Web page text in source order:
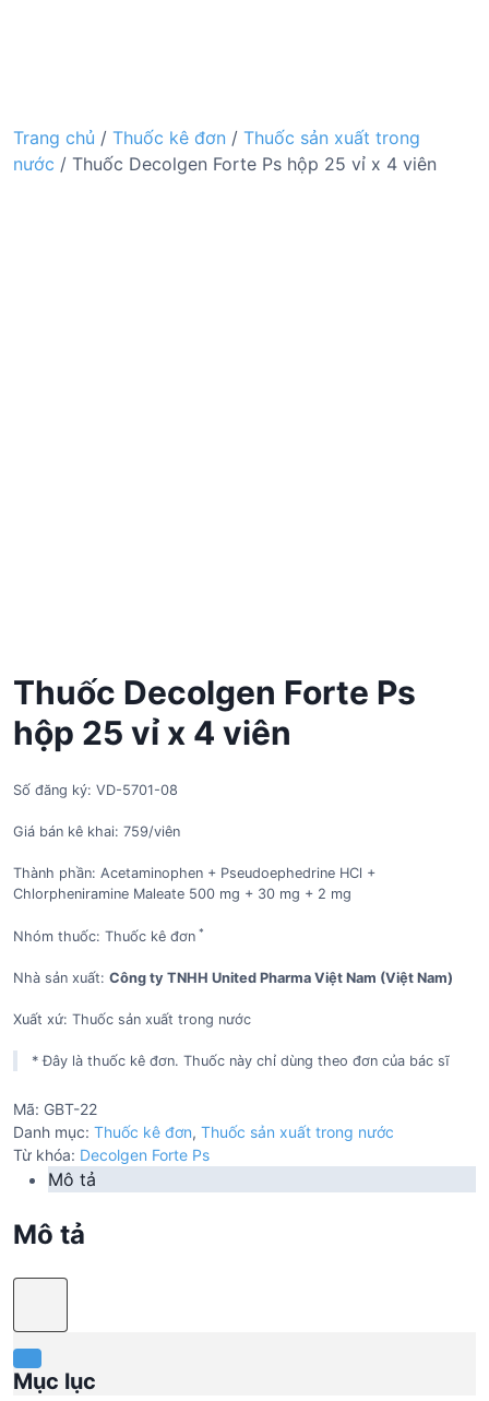
Trang chủ / Thuốc kê đơn / Thuốc sản xuất trong
nước / Thuốc Decolgen Forte Ps hộp 25 vỉ x 4 viên
Thuốc Decolgen Forte Ps
hộp 25 vỉ x 4 viên
Số đăng ký: VD-5701-08
Giá bán kê khai: 759/viên
Thành phần: Acetaminophen + Pseudoephedrine HCl +
Chlorpheniramine Maleate 500 mg + 30 mg + 2 mg
Nhóm thuốc: Thuốc kê đơn *
Nhà sản xuất: Công ty TNHH United Pharma Việt Nam (Việt Nam)
Xuất xứ: Thuốc sản xuất trong nước
* Đây là thuốc kê đơn. Thuốc này chỉ dùng theo đơn của bác sĩ
Mã: GBT-22
Danh mục: Thuốc kê đơn, Thuốc sản xuất trong nước
Từ khóa: Decolgen Forte Ps
Mô tả
Mô tả
Mục lục